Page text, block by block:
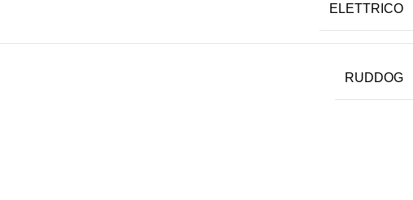
ELETTRICO
RUDDOG